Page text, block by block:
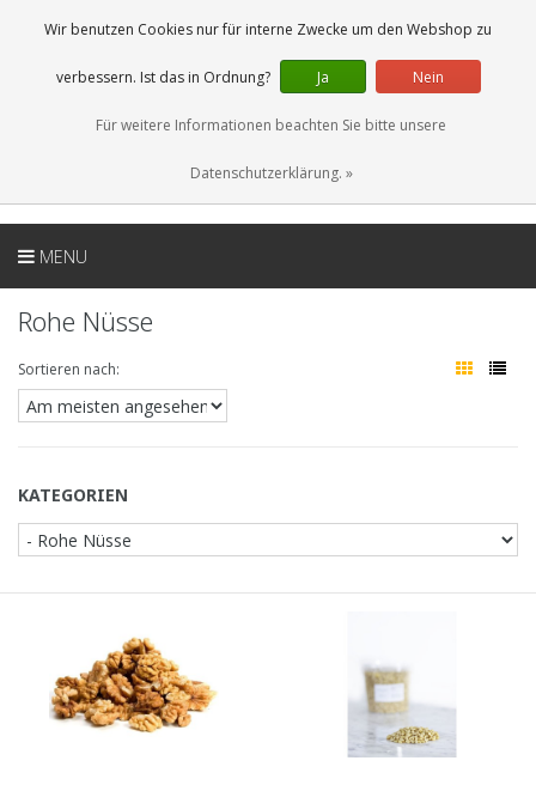
0 Artikel
DE
MENU
Rohe Nüsse
Sortieren nach:
KATEGORIEN
Wir benutzen Cookies nur für interne Zwecke um den Webshop zu
verbessern. Ist das in Ordnung? Ja Nein
Für weitere Informationen beachten Sie bitte unsere
Datenschutzerklärung. »